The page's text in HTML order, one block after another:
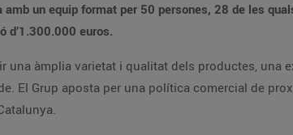
un equip format per 50 persones, 28 de les
d’1.300.000 euros.
una àmplia varietat i qualitat dels productes, una
El Grup aposta per una política comercial de